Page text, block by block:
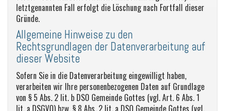
letztgenannten Fall erfolgt die Löschung nach Fortfall dieser
Gründe.
Allgemeine Hinweise zu den
Rechtsgrundlagen der Datenverarbeitung auf
dieser Website
Sofern Sie in die Datenverarbeitung eingewilligt haben,
verarbeiten wir Ihre personenbezogenen Daten auf Grundlage
von § 5 Abs. 2 lit. b DSO Gemeinde Gottes (vgl. Art. 6 Abs. 1
lit. a DSGVO) bzw. § 8 Abs. 2 lit. a DSO Gemeinde Gottes (vgl.